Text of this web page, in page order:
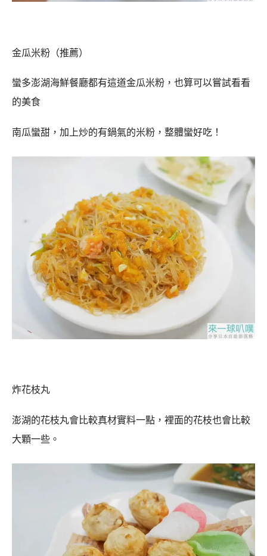
金瓜米粉（推薦）
蠻多澎湖海鮮餐廳都有這道金瓜米粉，也算可以嘗試看看
的美食
南瓜蠻甜，加上炒的有鍋氣的米粉，整體蠻好吃！
炸花枝丸
澎湖的花枝丸會比較真材實料一點，裡面的花枝也會比較
大顆一些。